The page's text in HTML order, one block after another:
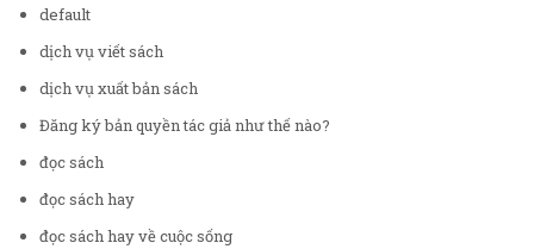
default
dịch vụ viết sách
dịch vụ xuất bản sách
Đăng ký bản quyền tác giả như thế nào?
đọc sách
đọc sách hay
đọc sách hay về cuộc sống